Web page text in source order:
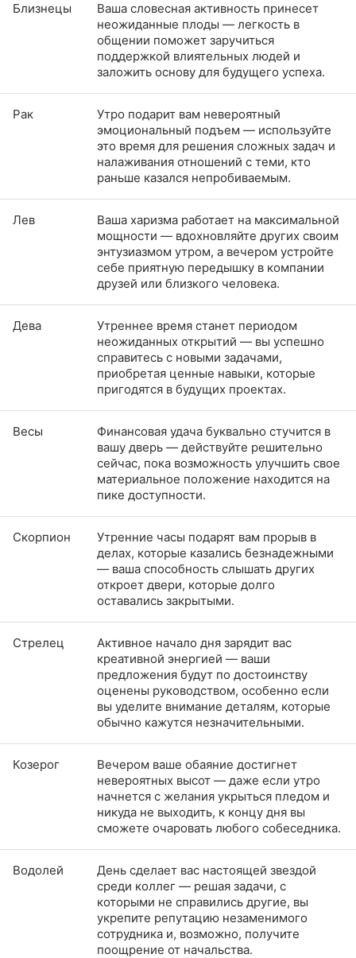
Близнецы
Ваша словесная активность принесет
неожиданные плоды — легкость в
общении поможет заручиться
поддержкой влиятельных людей и
заложить основу для будущего успеха.
Рак
Утро подарит вам невероятный
эмоциональный подъем — используйте
это время для решения сложных задач и
налаживания отношений с теми, кто
раньше казался непробиваемым.
Лев
Ваша харизма работает на максимальной
мощности — вдохновляйте других своим
энтузиазмом утром, а вечером устройте
себе приятную передышку в компании
друзей или близкого человека.
Дева
Утреннее время станет периодом
неожиданных открытий — вы успешно
справитесь с новыми задачами,
приобретая ценные навыки, которые
пригодятся в будущих проектах.
Весы
Финансовая удача буквально стучится в
вашу дверь — действуйте решительно
сейчас, пока возможность улучшить свое
материальное положение находится на
пике доступности.
Скорпион
Утренние часы подарят вам прорыв в
делах, которые казались безнадежными
— ваша способность слышать других
откроет двери, которые долго
оставались закрытыми.
Стрелец
Активное начало дня зарядит вас
креативной энергией — ваши
предложения будут по достоинству
оценены руководством, особенно если
вы уделите внимание деталям, которые
обычно кажутся незначительными.
Козерог
Вечером ваше обаяние достигнет
невероятных высот — даже если утро
начнется с желания укрыться пледом и
никуда не выходить, к концу дня вы
сможете очаровать любого собеседника.
Водолей
День сделает вас настоящей звездой
среди коллег — решая задачи, с
которыми не справились другие, вы
укрепите репутацию незаменимого
сотрудника и, возможно, получите
поощрение от начальства.